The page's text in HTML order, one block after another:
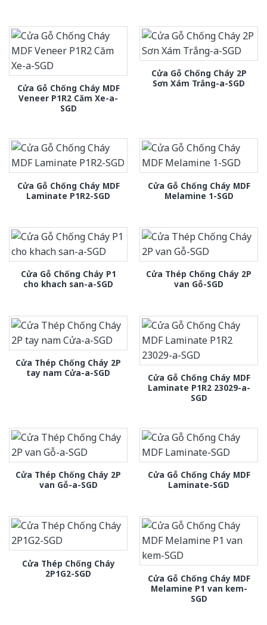
Cửa Gỗ Chống Cháy MDF
Veneer P1R2 Căm Xe-a-
SGD
Cửa Gỗ Chống Cháy 2P
Sơn Xám Trắng-a-SGD
Cửa Gỗ Chống Cháy MDF
Laminate P1R2-SGD
Cửa Gỗ Chống Cháy MDF
Melamine 1-SGD
Cửa Gỗ Chống Cháy P1
cho khach san-a-SGD
Cửa Thép Chống Cháy 2P
van Gỗ-SGD
Cửa Thép Chống Cháy 2P
tay nam Cửa-a-SGD
Cửa Gỗ Chống Cháy MDF
Laminate P1R2 23029-a-
SGD
Cửa Thép Chống Cháy 2P
van Gỗ-a-SGD
Cửa Gỗ Chống Cháy MDF
Laminate-SGD
Cửa Thép Chống Cháy
2P1G2-SGD
Cửa Gỗ Chống Cháy MDF
Melamine P1 van kem-
SGD